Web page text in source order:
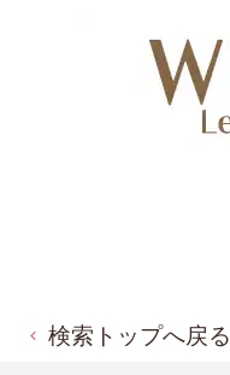
検索トップへ戻る